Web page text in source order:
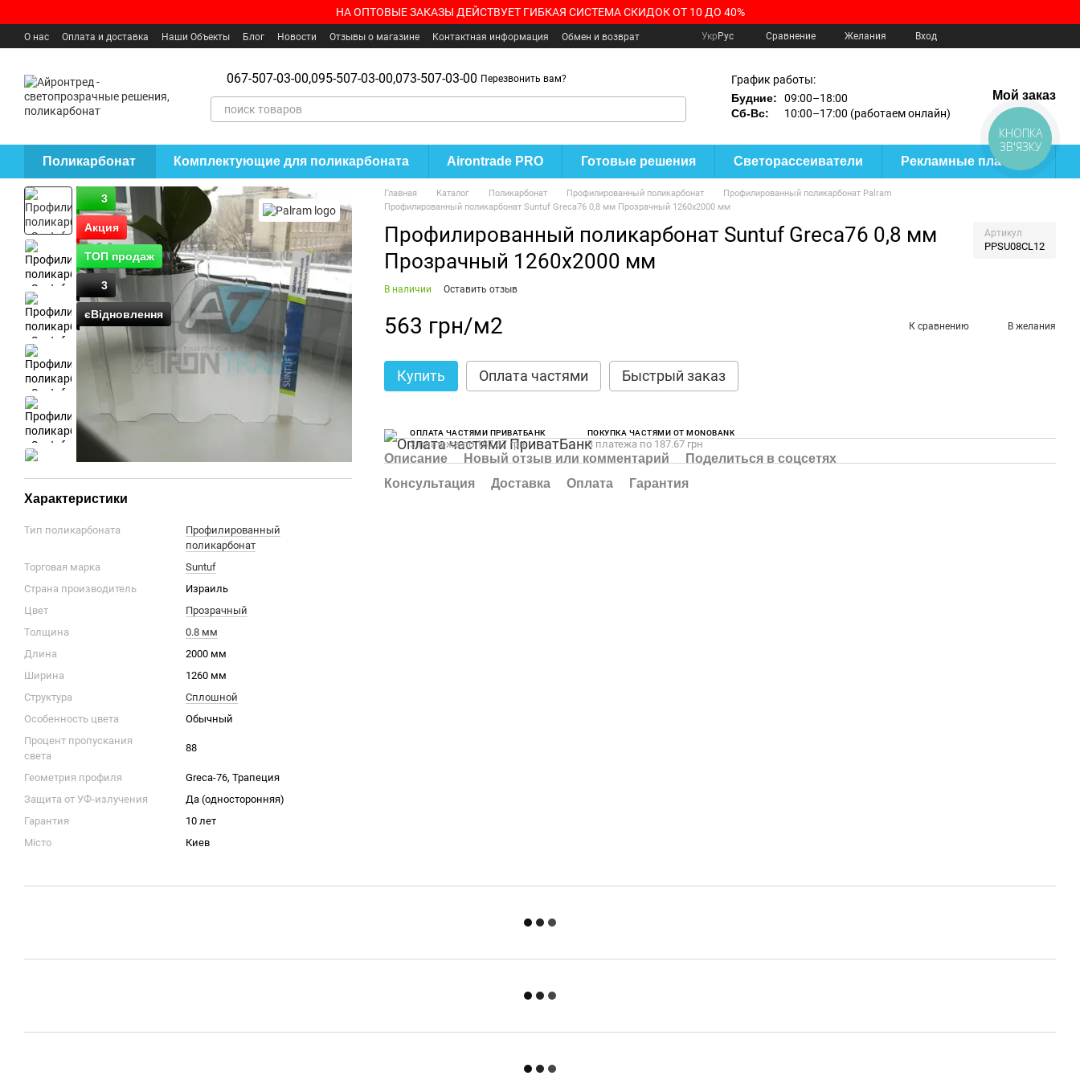
НА ОПТОВЫЕ ЗАКАЗЫ ДЕЙСТВУЕТ ГИБКАЯ СИСТЕМА СКИДОК ОТ 10 ДО 40%
О нас Оплата и доставка Наши Объекты Блог Новости Отзывы о магазине Контактная информация
Обмен и возврат
Укр Рус Сравнение Желания Вход
067-507-03-00,095-507-03-00,073-507-03-00 Перезвонить вам?
График работы:
Будние:
09:00–18:00
Сб-Вс:
10:00–17:00 (работаем онлайн)
Мой заказ
Поликарбонат Комплектующие для поликарбоната Airontrade PRO Готовые решения Светорассеиватели Рекламные пластики
3
Акция
ТОП продаж
3
єВідновлення
Характеристики
Тип поликарбоната
Профилированный
поликарбонат
Торговая марка
Suntuf
Страна производитель
Израиль
Цвет
Прозрачный
Толщина
0.8 мм
Длина
2000 мм
Ширина
1260 мм
Структура
Сплошной
Особенность цвета
Обычный
Процент пропускания
света
88
Геометрия профиля
Greca-76, Трапеция
Защита от УФ-излучения
Да (односторонняя)
Гарантия
10 лет
Місто
Киев
Главная Каталог Поликарбонат Профилированный поликарбонат
Профилированный поликарбонат Palram
Профилированный поликарбонат Suntuf Greca76 0,8 мм Прозрачный 1260x2000 мм
Профилированный поликарбонат Suntuf Greca76 0,8 мм
Прозрачный 1260x2000 мм
Артикул
PPSU08CL12
В наличии Оставить отзыв
563 грн/м2 К сравнению В желания
Купить Оплата частями Быстрый заказ
ОПЛАТА ЧАСТЯМИ ПРИВАТБАНК
3 платежа по 187.67 грн
ПОКУПКА ЧАСТЯМИ ОТ MONOBANK
3 платежа по 187.67 грн
Описание Новый отзыв или комментарий
Поделиться в соцсетях
Консультация
Доставка Оплата Гарантия
КНОПКА
ЗВ'ЯЗКУ